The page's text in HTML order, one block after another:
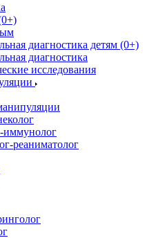
диагностика детям (0+)
диагностика
исследования
иммунолог
реаниматолог